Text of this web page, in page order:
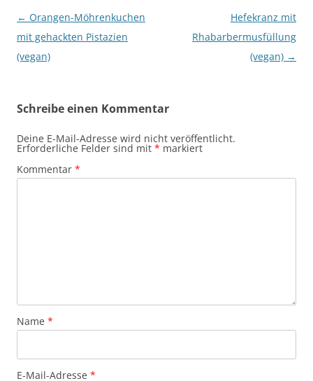
Beitragsnavigation
← Orangen-Möhrenkuchen
mit gehackten Pistazien
(vegan)
Hefekranz mit
Rhabarbermusfüllung
(vegan) →
Schreibe einen Kommentar
Deine E-Mail-Adresse wird nicht veröffentlicht.
Erforderliche Felder sind mit * markiert
Kommentar *
Name *
E-Mail-Adresse *